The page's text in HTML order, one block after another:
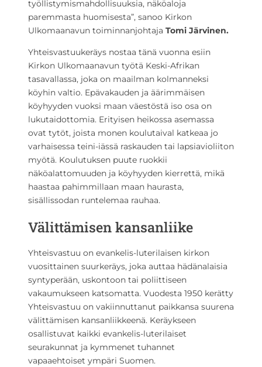
työllistymismahdollisuuksia, näköaloja
paremmasta huomisesta”, sanoo Kirkon
Ulkomaanavun toiminnanjohtaja Tomi Järvinen.
Yhteisvastuukeräys nostaa tänä vuonna esiin
Kirkon Ulkomaanavun työtä Keski-Afrikan
tasavallassa, joka on maailman kolmanneksi
köyhin valtio. Epävakauden ja äärimmäisen
köyhyyden vuoksi maan väestöstä iso osa on
lukutaidottomia. Erityisen heikossa asemassa
ovat tytöt, joista monen koulutaival katkeaa jo
varhaisessa teini-iässä raskauden tai lapsiavioliiton
myötä. Koulutuksen puute ruokkii
näköalattomuuden ja köyhyyden kierrettä, mikä
haastaa pahimmillaan maan haurasta,
sisällissodan runtelemaa rauhaa.
Välittämisen kansanliike
Yhteisvastuu on evankelis-luterilaisen kirkon
vuosittainen suurkeräys, joka auttaa hädänalaisia
syntyperään, uskontoon tai poliittiseen
vakaumukseen katsomatta. Vuodesta 1950 kerätty
Yhteisvastuu on vakiinnuttanut paikkansa suurena
välittämisen kansanliikkeenä. Keräykseen
osallistuvat kaikki evankelis-luterilaiset
seurakunnat ja kymmenet tuhannet
vapaaehtoiset ympäri Suomen.